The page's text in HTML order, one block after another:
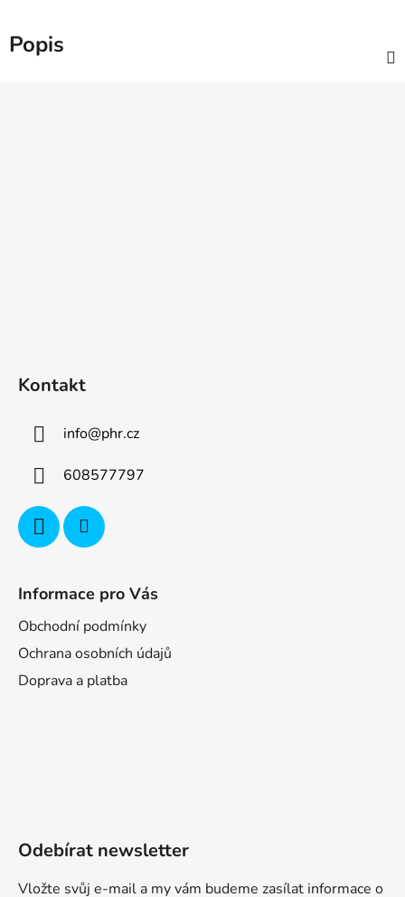
Popis
Kontakt
info@phr.cz
608577797
Informace pro Vás
Obchodní podmínky
Ochrana osobních údajů
Doprava a platba
Odebírat newsletter
Vložte svůj e-mail a my vám budeme zasílat informace o